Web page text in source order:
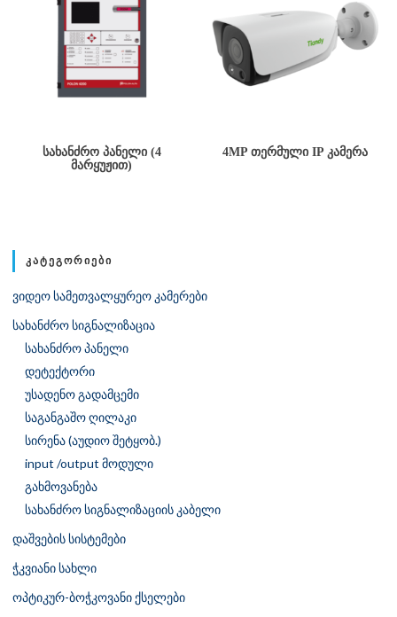
ᲡᲐᲮᲐᲜᲫᲠᲝ ᲞᲐᲜᲔᲚᲘ (4
ᲛᲐᲠᲧᲣᲟᲘᲗ)
4MP ᲗᲔᲠᲛᲣᲚᲘ IP ᲙᲐᲛᲔᲠᲐ
ᲙᲐᲢᲔᲒᲝᲠᲘᲔᲑᲘ
ვიდეო სამეთვალყურეო კამერები
სახანძრო სიგნალიზაცია
სახანძრო პანელი
დეტექტორი
უსადენო გადამცემი
საგანგაშო ღილაკი
სირენა (აუდიო შეტყობ.)
input /output მოდული
გახმოვანება
სახანძრო სიგნალიზაციის კაბელი
დაშვების სისტემები
ჭკვიანი სახლი
ოპტიკურ-ბოჭკოვანი ქსელები